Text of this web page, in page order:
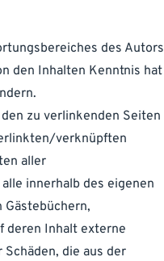
des Autors
den Inhalten Kenntnis hat
zu verlinkenden Seiten
verknüpften
aller
innerhalb des eigenen
deren Inhalt externe
die aus der